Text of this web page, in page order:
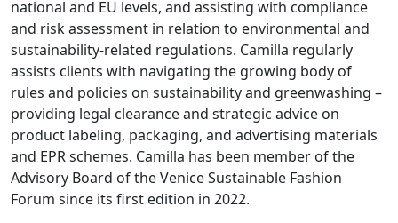
national and EU levels, and assisting with compliance
and risk assessment in relation to environmental and
sustainability-related regulations. Camilla regularly
assists clients with navigating the growing body of
rules and policies on sustainability and greenwashing –
providing legal clearance and strategic advice on
product labeling, packaging, and advertising materials
and EPR schemes. Camilla has been member of the
Advisory Board of the Venice Sustainable Fashion
Forum since its first edition in 2022.